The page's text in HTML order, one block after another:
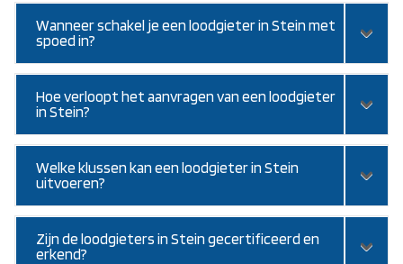
Wanneer schakel je een loodgieter in Stein met
spoed in?
Hoe verloopt het aanvragen van een loodgieter
in Stein?
Welke klussen kan een loodgieter in Stein
uitvoeren?
Zijn de loodgieters in Stein gecertificeerd en
erkend?